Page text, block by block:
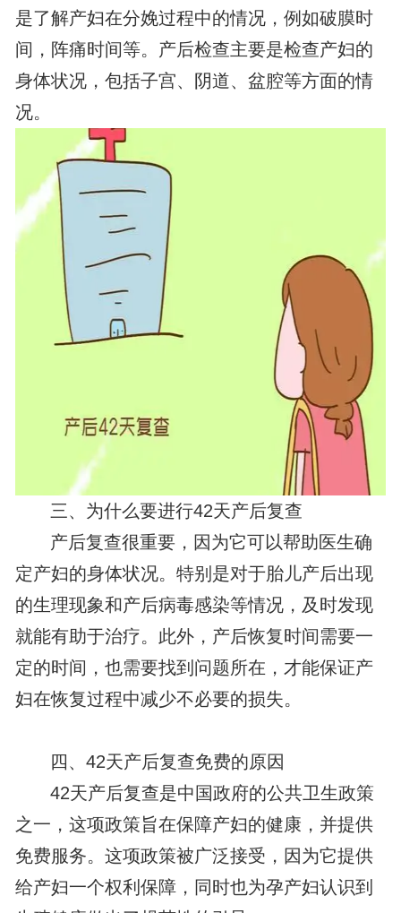
是了解产妇在分娩过程中的情况，例如破膜时
间，阵痛时间等。产后检查主要是检查产妇的
身体状况，包括子宫、阴道、盆腔等方面的情
况。
三、为什么要进行42天产后复查
产后复查很重要，因为它可以帮助医生确
定产妇的身体状况。特别是对于胎儿产后出现
的生理现象和产后病毒感染等情况，及时发现
就能有助于治疗。此外，产后恢复时间需要一
定的时间，也需要找到问题所在，才能保证产
妇在恢复过程中减少不必要的损失。
四、42天产后复查免费的原因
42天产后复查是中国政府的公共卫生政策
之一，这项政策旨在保障产妇的健康，并提供
免费服务。这项政策被广泛接受，因为它提供
给产妇一个权利保障，同时也为孕产妇认识到